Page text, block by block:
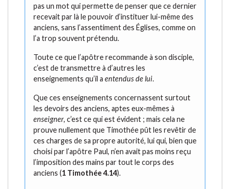
pas un mot qui permette de penser que ce dernier
recevait par là le pouvoir d’instituer lui-même des
anciens, sans l’assentiment des Églises, comme on
l’a trop souvent prétendu.
Toute ce que l’apôtre recommande à son disciple,
c’est de transmettre à d’autres les
enseignements qu’il a entendus de lui.
Que ces enseignements concernassent surtout
les devoirs des anciens, aptes eux-mêmes à
enseigner, c’est ce qui est évident ; mais cela ne
prouve nullement que Timothée pût les revêtir de
ces charges de sa propre autorité, lui qui, bien que
choisi par l’apôtre Paul, n’en avait pas moins reçu
l’imposition des mains par tout le corps des
anciens (1 Timothée 4.14).